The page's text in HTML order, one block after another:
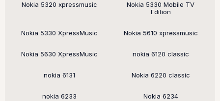
Nokia 5320 xpressmusic
Nokia 5330 Mobile TV
Edition
Nokia 5330 XpressMusic Nokia 5610 xpressmusic
Nokia 5630 XpressMusic nokia 6120 classic
nokia 6131 Nokia 6220 classic
nokia 6233 Nokia 6234